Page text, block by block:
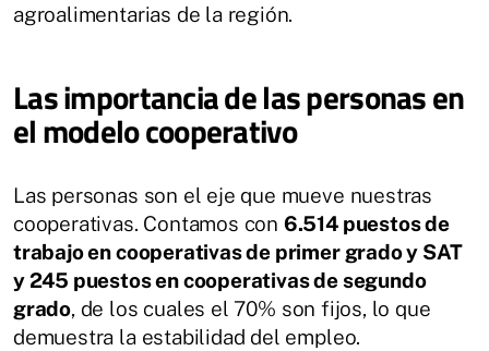
agroalimentarias de la región.
Las importancia de las personas en
el modelo cooperativo
Las personas son el eje que mueve nuestras
cooperativas. Contamos con 6.514 puestos de
trabajo en cooperativas de primer grado y SAT
y 245 puestos en cooperativas de segundo
grado, de los cuales el 70% son fijos, lo que
demuestra la estabilidad del empleo.